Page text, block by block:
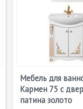
Мебель для
Кармен 75 с
патина золото